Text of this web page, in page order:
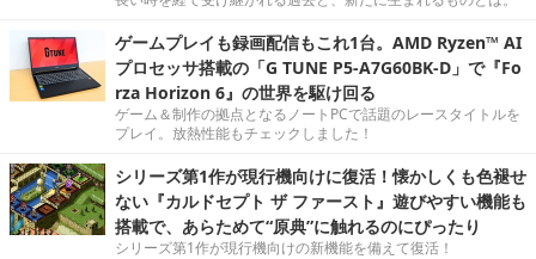
ゲームプレイも録画配信もこれ1台。AMD Ryzen™ AI
プロセッサ搭載の「G TUNE P5-A7G60BK-D」で『Fo
rza Horizon 6』の世界を駆け回る
ゲーム＆制作の拠点となるノートPCで話題のレースタイトルを
プレイ。放熱性能もチェックしました！
シリーズ第1作が現行機向けに復活！懐かしくも色褪せ
ない『カルドセプト ザ ファースト』遊びやすい機能も
搭載で、あらためて“原典”に触れるのにぴったり
シリーズ第1作が現行機向けの新機能を備えて復活！